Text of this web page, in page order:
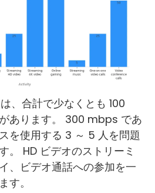
、合計で少なくとも 100
あります。 300 mbps であ
を使用する 3 ～ 5 人を問題
。 HD ビデオのストリーミ
、ビデオ通話への参加を一
す。